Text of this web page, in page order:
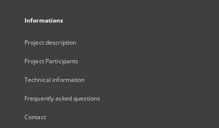
Informations
Project description
Project Participants
Technical information
Frequently asked questions
Contact